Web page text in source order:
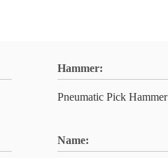
Hammer:
Pneumatic Pick Hammer
Name: